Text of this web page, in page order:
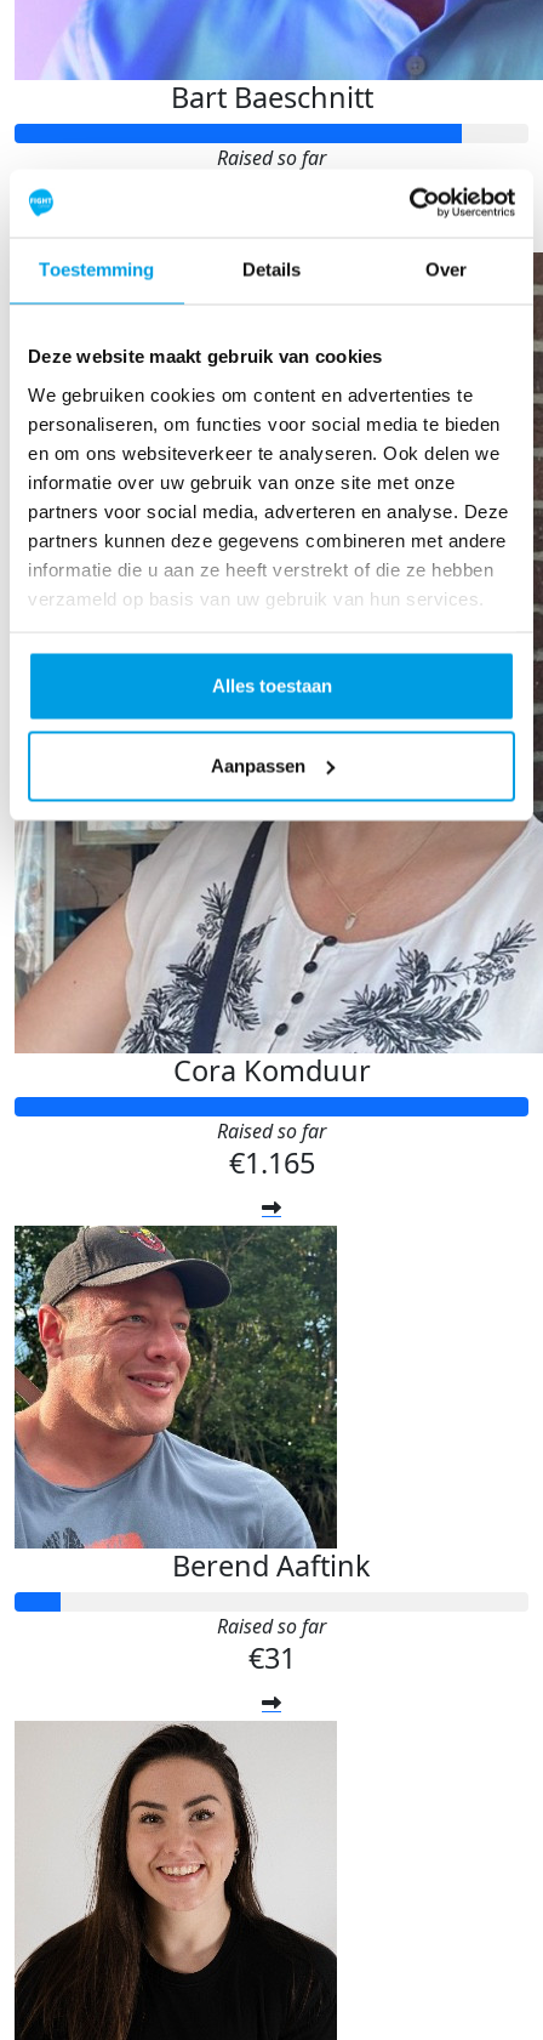
Toestemming Details Over
Deze website maakt gebruik van cookies
We gebruiken cookies om content en advertenties te
personaliseren, om functies voor social media te bieden
en om ons websiteverkeer te analyseren. Ook delen we
informatie over uw gebruik van onze site met onze
partners voor social media, adverteren en analyse. Deze
partners kunnen deze gegevens combineren met andere
informatie die u aan ze heeft verstrekt of die ze hebben
verzameld op basis van uw gebruik van hun services.
Alles toestaan
Aanpassen
Bart Baeschnitt
Raised so far
Cora Komduur
Raised so far
€1.165
Berend Aaftink
Raised so far
€31